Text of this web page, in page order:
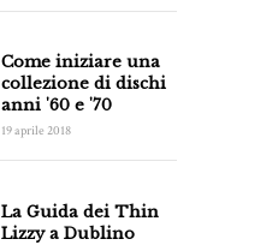
Come iniziare una
collezione di dischi
anni '60 e '70
19 aprile 2018
La Guida dei Thin
Lizzy a Dublino